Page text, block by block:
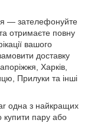
— зателефонуйте
отримаєте повну
вашого
доставку
Харків,
Прилуки та інші
одна з найкращих
купити пару або